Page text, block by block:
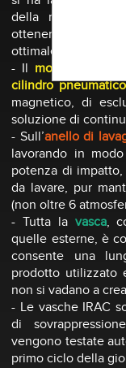
della macchina,
ottenere un alto
ottimale utilizzo
- Il movimento
cilindro pneumatico
magnetico, di
soluzione di
- Sull’anello di
lavorando in
potenza di
da lavare, pur
(non oltre 6
- Tutta la vasca,
quelle esterne, è
consente una
prodotto utilizzato
non si vadano a
- Le vasche IRAC
di
vengono testate
primo ciclo della